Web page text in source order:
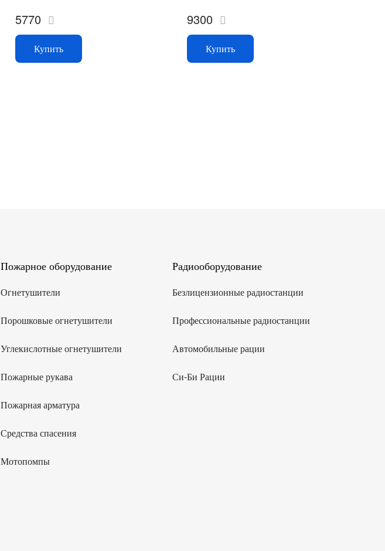
5770
Купить
9300
Купить
Пожарное оборудование
Огнетушители
Порошковые огнетушители
Углекислотные огнетушители
Пожарные рукава
Пожарная арматура
Средства спасения
Мотопомпы
Радиооборудование
Безлицензионные радиостанции
Профессиональные радиостанции
Автомобильные рации
Си-Би Рации